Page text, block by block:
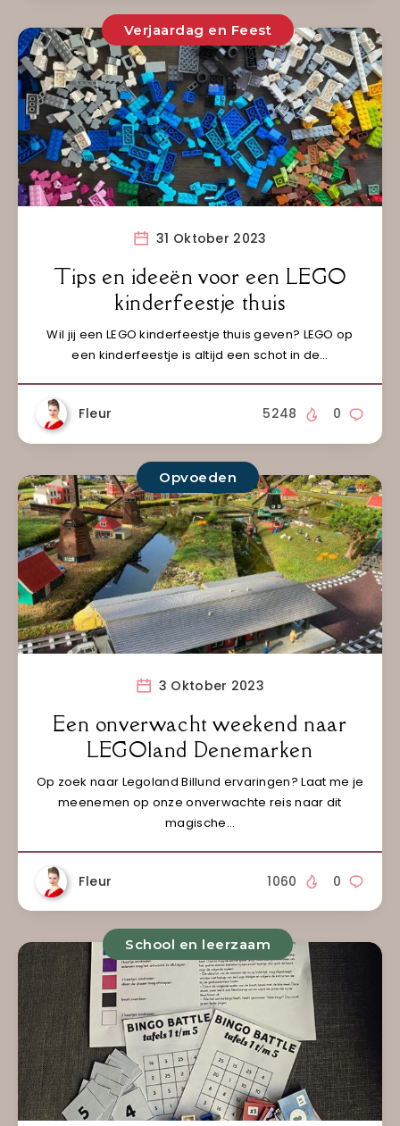
Verjaardag en Feest
31 Oktober 2023
Tips en ideeën voor een LEGO
kinderfeestje thuis
Wil jij een LEGO kinderfeestje thuis geven? LEGO op
een kinderfeestje is altijd een schot in de…
Fleur 0
5248
Opvoeden
3 Oktober 2023
Een onverwacht weekend naar
LEGOland Denemarken
Op zoek naar Legoland Billund ervaringen? Laat me je
meenemen op onze onverwachte reis naar dit
magische…
Fleur 0
1060
School en leerzaam